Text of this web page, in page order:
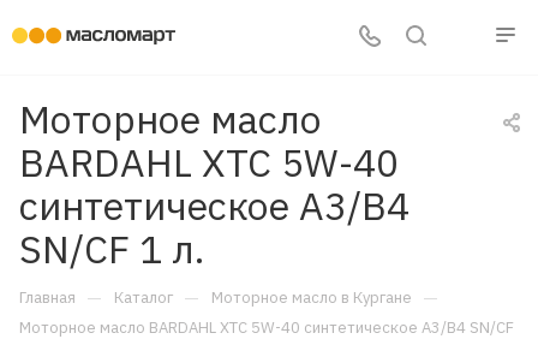
Моторное масло
BARDAHL XTC 5W-40
синтетическое A3/B4
SN/CF 1 л.
Главная — Каталог — Моторное масло в Кургане —
Моторное масло BARDAHL XTC 5W-40 синтетическое A3/B4 SN/CF